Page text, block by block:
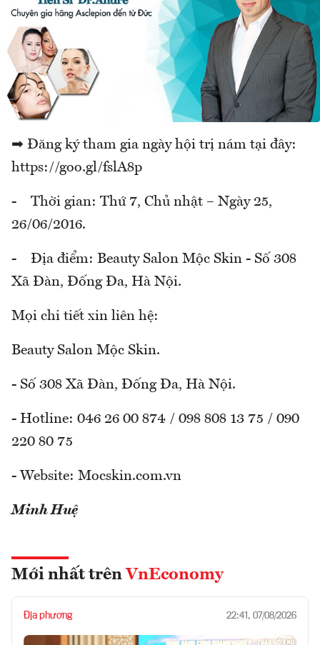
➡ Đăng ký tham gia ngày hội trị nám tại đây:
https://goo.gl/fslA8p
- Thời gian: Thứ 7, Chủ nhật – Ngày 25,
26/06/2016.
- Địa điểm: Beauty Salon Mộc Skin - Số 308
Xã Đàn, Đống Đa, Hà Nội.
Mọi chi tiết xin liên hệ:
Beauty Salon Mộc Skin.
- Số 308 Xã Đàn, Đống Đa, Hà Nội.
- Hotline: 046 26 00 874 / 098 808 13 75 / 090
220 80 75
- Website: Mocskin.com.vn
Minh Huệ
Mới nhất trên VnEconomy
Địa phương 22:41, 07/08/2026